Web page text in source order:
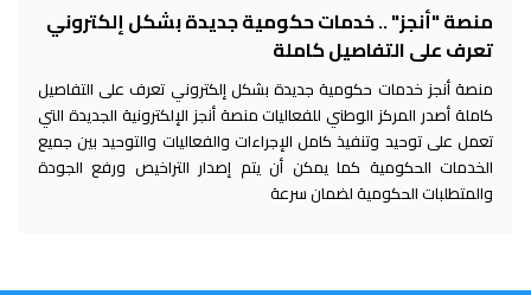
منصة "أنجز" .. خدمات حكومية جديدة بشكل إلكتروني
تعرف على التفاصيل كاملة
منصة أنجز خدمات حكومية جديدة بشكل إلكتروني تعرف على التفاصيل
كاملة أصدر المركز الوطني للفعاليات منصة أنجز الإلكترونية الجديدة التي
تعمل على توحيد وتنفيذ كامل الإجراءات والفعاليات والتوحيد بين جميع
الخدمات الحكومية كما يمكن أن يتم إصدار التراخيص ورفع الجودة
والمتطلبات الحكومية لضمان سرعة